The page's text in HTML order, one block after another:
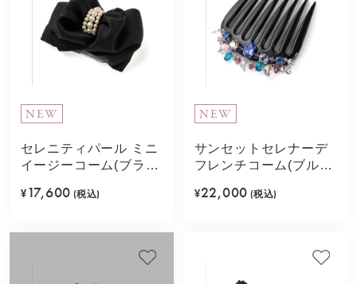
NEW
セレニティパール ミニ
イージーコーム(ブラッ
¥ 17,600 (税込)
NEW
サンセットセレナーデ
フレンチコーム(ブル
¥22,000 (税込)